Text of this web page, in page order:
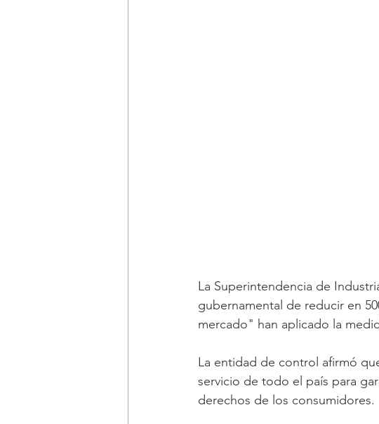
La Superintendencia de
gubernamental de reducir en
mercado" han aplicado la
La entidad de control afirmó
servicio de todo el país para
derechos de los consumidores.